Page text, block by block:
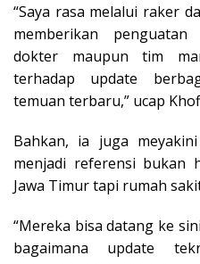
“Saya rasa melalui raker
memberikan
dokter maupun tim
terhadap update
temuan terbaru,” ucap
Bahkan, ia juga
menjadi referensi bukan
Jawa Timur tapi rumah
“Mereka bisa datang ke
bagaimana update